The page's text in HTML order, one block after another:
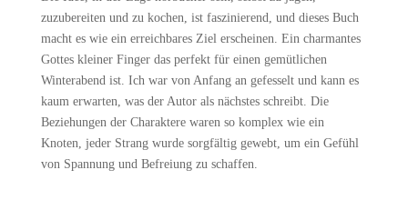
zuzubereiten und zu kochen, ist faszinierend, und dieses Buch
macht es wie ein erreichbares Ziel erscheinen. Ein charmantes
Gottes kleiner Finger das perfekt für einen gemütlichen
Winterabend ist. Ich war von Anfang an gefesselt und kann es
kaum erwarten, was der Autor als nächstes schreibt. Die
Beziehungen der Charaktere waren so komplex wie ein
Knoten, jeder Strang wurde sorgfältig gewebt, um ein Gefühl
von Spannung und Befreiung zu schaffen.